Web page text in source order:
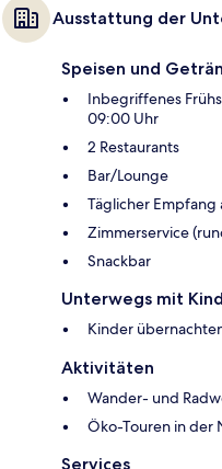
Ausstattung der
Speisen und
Inbegriffenes
09:00 Uhr
2 Restaurants
Bar/Lounge
Täglicher Empfang
Zimmerservice
Snackbar
Unterwegs mit
Kinder
Aktivitäten
Wander- und
Öko-Touren in der
Services